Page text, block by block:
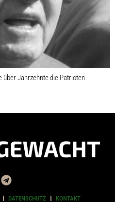
Jahrzehnte die Patrioten
DATENSCHUTZ KONTAKT